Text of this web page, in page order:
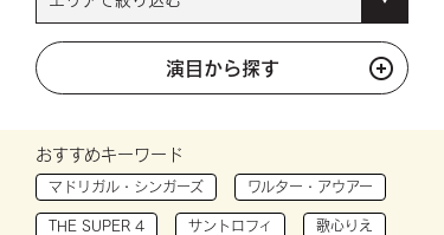
演目から探す
おすすめキーワード
マドリガル・シンガーズ ワルター・アウアー
THE SUPER 4 サントロフィ 歌心りえ